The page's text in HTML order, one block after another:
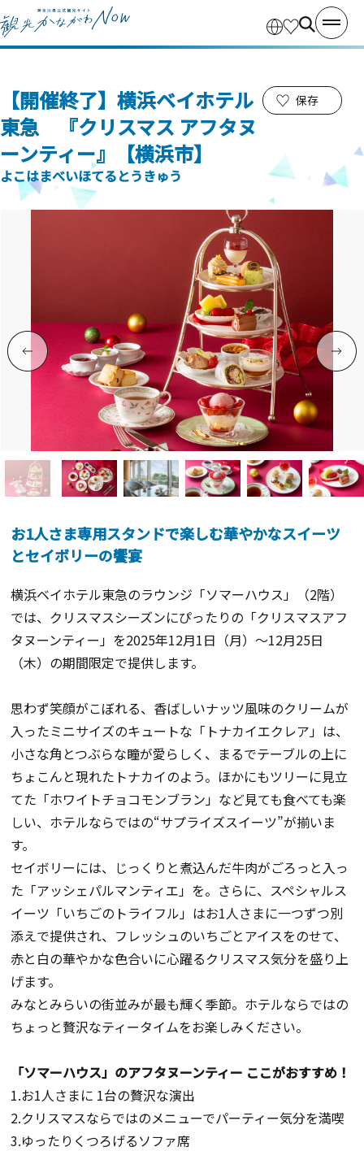
【開催終了】横浜ベイホテル
東急 『クリスマス アフタヌ
ーンティー』【横浜市】
よこはまべいほてるとうきゅう
保存
お1人さま専用スタンドで楽しむ華やかなスイーツ
とセイボリーの饗宴
横浜ベイホテル東急のラウンジ「ソマーハウス」（2階）
では、クリスマスシーズンにぴったりの「クリスマスアフ
タヌーンティー」を2025年12月1日（月）～12月25日
（木）の期間限定で提供します。
思わず笑顔がこぼれる、香ばしいナッツ風味のクリームが
入ったミニサイズのキュートな「トナカイエクレア」は、
小さな角とつぶらな瞳が愛らしく、まるでテーブルの上に
ちょこんと現れたトナカイのよう。ほかにもツリーに見立
てた「ホワイトチョコモンブラン」など見ても食べても楽
しい、ホテルならではの“サプライズスイーツ”が揃いま
す。
セイボリーには、じっくりと煮込んだ牛肉がごろっと入っ
た「アッシェパルマンティエ」を。さらに、スペシャルス
イーツ「いちごのトライフル」はお1人さまに一つずつ別
添えで提供され、フレッシュのいちごとアイスをのせて、
赤と白の華やかな色合いに心躍るクリスマス気分を盛り上
げます。
みなとみらいの街並みが最も輝く季節。ホテルならではの
ちょっと贅沢なティータイムをお楽しみください。
「ソマーハウス」のアフタヌーンティー ここがおすすめ！
1.お1人さまに 1台の贅沢な演出
2.クリスマスならではのメニューでパーティー気分を満喫
3.ゆったりくつろげるソファ席